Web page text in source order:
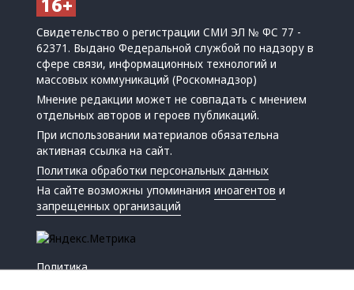
Свидетельство о регистрации СМИ ЭЛ № ФС 77 -
62371. Выдано Федеральной службой по надзору в
сфере связи, информационных технологий и
массовых коммуникаций (Роскомнадзор)
Мнение редакции может не совпадать с мнением
отдельных авторов и героев публикаций.
При использовании материалов обязательна
активная ссылка на сайт.
Политика обработки персональных данных
На сайте возможны упоминанияиноагентов и
запрещенных организаций
Политика